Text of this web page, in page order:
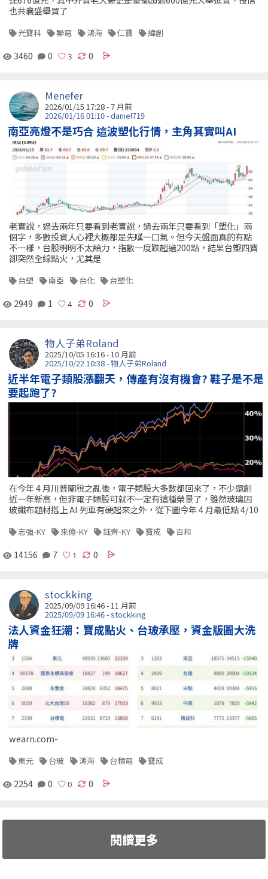
也共襄盛舉買了
光寶科 聯電 鴻海 仁寶 緯創
3460 0 0
Menefer
2026/01/15 17:28 - 7 月前
2026/01/16 01:10 - daniel719
南亞亮燈不是巧合 這波塑化行情，主角其實叫AI
老實說，過去兩年只要看到老實說，過去兩年只要看到「塑化」兩
個字，多數投資人心裡大概都是先嘆一口氣。但今天盤面真的有點
不一樣，台股明明不太給力，指數一度跌超過200點，結果台塑四寶
卻突然全線點火，尤其是
台塑 南亞 台化 台塑化
2949 1 0
物人子弟Roland
2025/10/05 16:16 - 10 月前
2025/10/22 10:38 - 物人子弟Roland
近半年電子類股漲翻天，傳產有沒有機會? 鞋子是不是
要起跑了?
在今年 4 月川普關稅之亂後，電子類股大多數都回來了，不少還創
近一年新高，但非電子類股可就不一定有這種榮景了，雖然玻璃因
玻纖布題材搭上 AI 列車有硬起來之外，從下圖今年 4 月最低點 4/10
志強-KY 來億-KY 鈺齊-KY 寶成 百和
14156 7 0
stockking
2025/09/09 16:46 - 11 月前
2025/09/09 16:46 - stockking
法人資金狂潮：寶成點火、台玻承壓，資金版圖大洗
牌
wearn.com-
東元 台玻 鴻海 台積電 寶成
2254 0 0
閱讀更多